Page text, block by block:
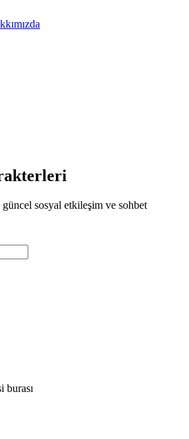
sosyal etkileşim ve sohbet
burası